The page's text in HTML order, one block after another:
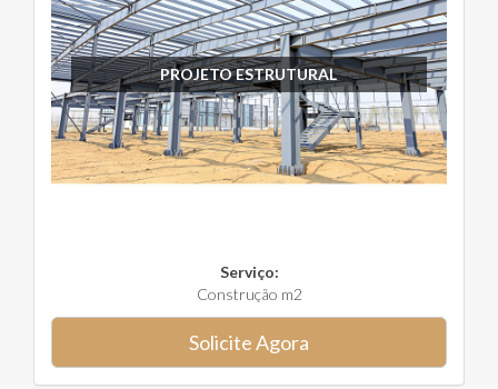
PROJETO ESTRUTURAL
Serviço:
Construção m2
Solicite Agora